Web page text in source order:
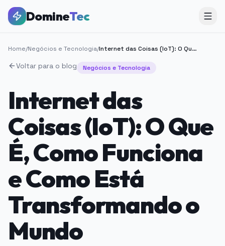
DomineTec
Home/Negócios e Tecnologia/ Internet das Coisas (IoT): O Que É, Como Funciona e Como Está Transformando o Mundo
Voltar para o blog Negócios e Tecnologia
Internet das
Coisas (IoT): O Que
É, Como Funciona
e Como Está
Transformando o
Mundo